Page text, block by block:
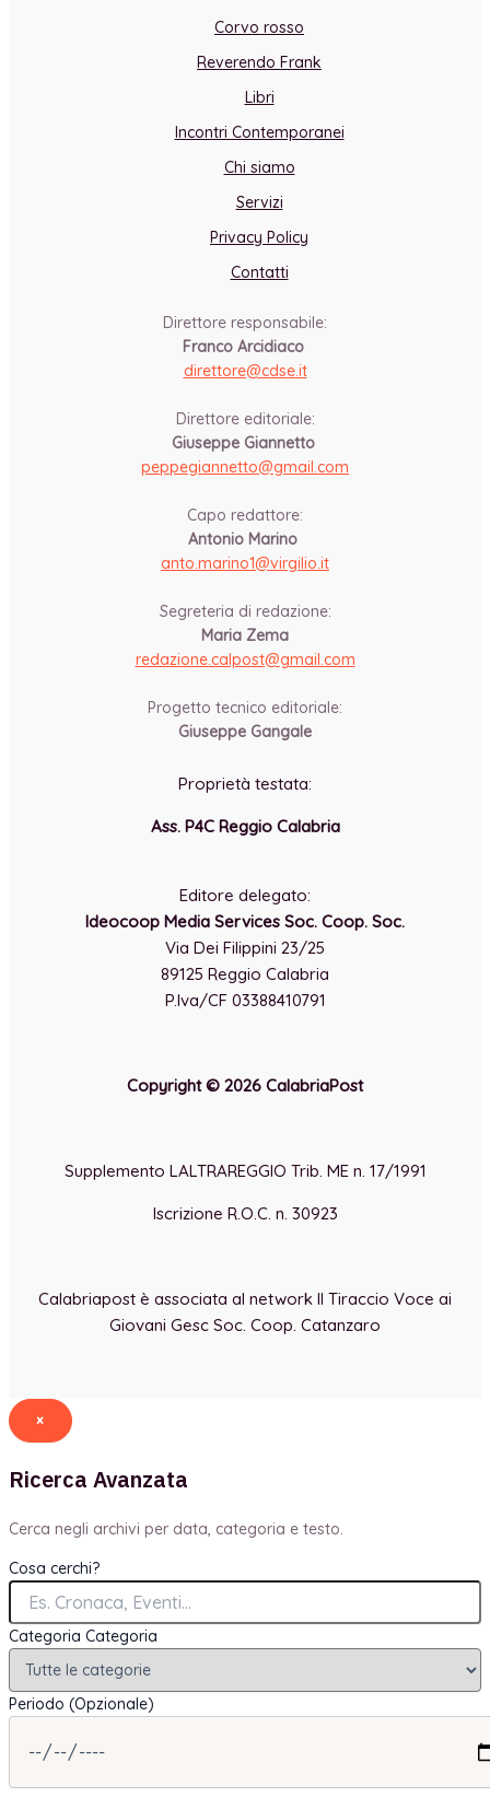
Corvo rosso
Reverendo Frank
Libri
Incontri Contemporanei
Chi siamo
Servizi
Privacy Policy
Contatti
Direttore responsabile:
Franco Arcidiaco
direttore@cdse.it
Direttore editoriale:
Giuseppe Giannetto
peppegiannetto@gmail.com
Capo redattore:
Antonio Marino
anto.marino1@virgilio.it
Segreteria di redazione:
Maria Zema
redazione.calpost@gmail.com
Progetto tecnico editoriale:
Giuseppe Gangale
Proprietà testata:
Ass. P4C Reggio Calabria
Editore delegato:
Ideocoop Media Services Soc. Coop. Soc.
Via Dei Filippini 23/25
89125 Reggio Calabria
P.Iva/CF 03388410791
Copyright © 2026 CalabriaPost
Supplemento LALTRAREGGIO Trib. ME n. 17/1991
Iscrizione R.O.C. n. 30923
Calabriapost è associata al network Il Tiraccio Voce ai
Giovani Gesc Soc. Coop. Catanzaro
×
Ricerca Avanzata
Cerca negli archivi per data, categoria e testo.
Cosa cerchi?
Categoria Categoria
Periodo (Opzionale)